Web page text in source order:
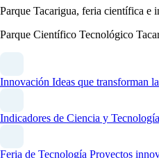
Parque Tacarigua, feria científica e
Parque Científico Tecnológico
Innovación Ideas que transforman
Indicadores de Ciencia y Tecnología
Feria de Tecnología Proyectos